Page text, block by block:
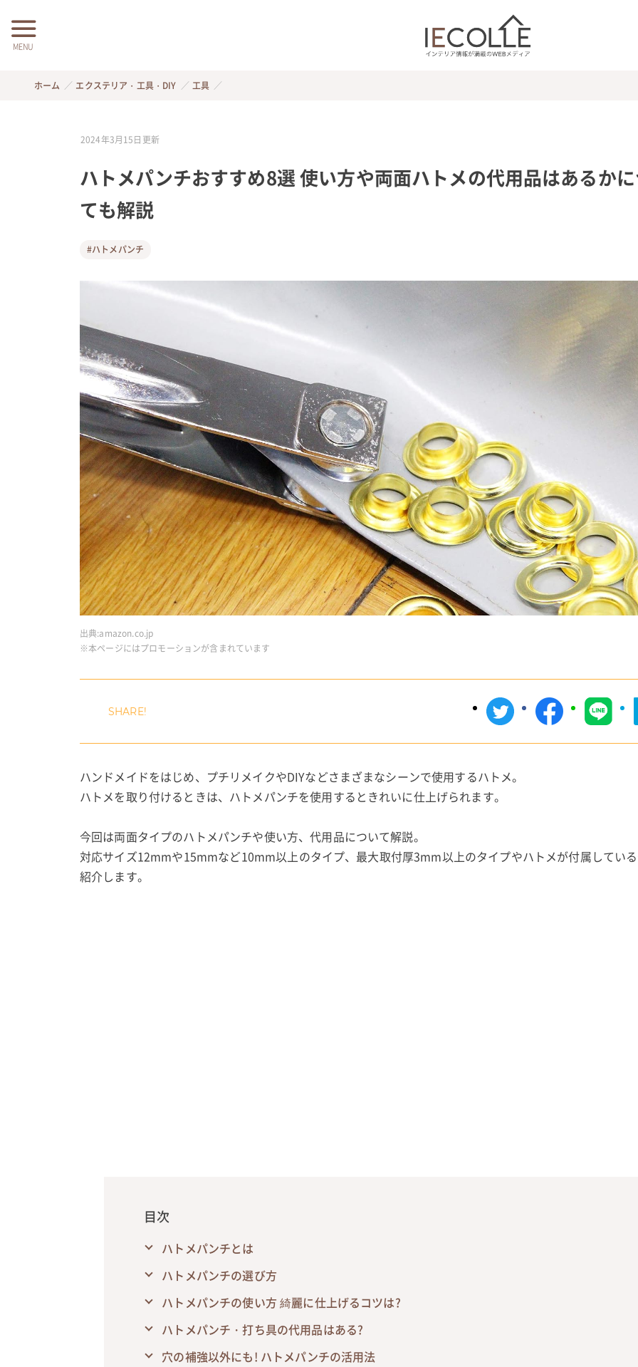
MENU
ホーム エクステリア・工具・DIY 工具
2024年3月15日 更新
ハトメパンチおすすめ8選 使い方や両面ハトメの代用品はあるか
ても解説
#ハトメパンチ
出典:amazon.co.jp
※本ページにはプロモーションが含まれています
ハンドメイドをはじめ、プチリメイクやDIYなどさまざまなシーンで使用するハトメ。
ハトメを取り付けるときは、ハトメパンチを使用するときれいに仕上げられます。
今回は両面タイプのハトメパンチや使い方、代用品について解説。
対応サイズ12mmや15mmなど10mm以上のタイプ、最大取付厚3mm以上のタイプやハトメが付属してい
紹介します。
目次
ハトメパンチとは
ハトメパンチの選び方
ハトメパンチの使い方 綺麗に仕上げるコツは?
ハトメパンチ・打ち具の代用品はある?
穴の補強以外にも! ハトメパンチの活用法